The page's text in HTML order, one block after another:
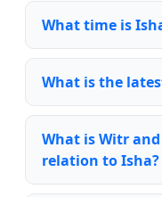
What time is
What is the
What is Witr
relation to Isha?